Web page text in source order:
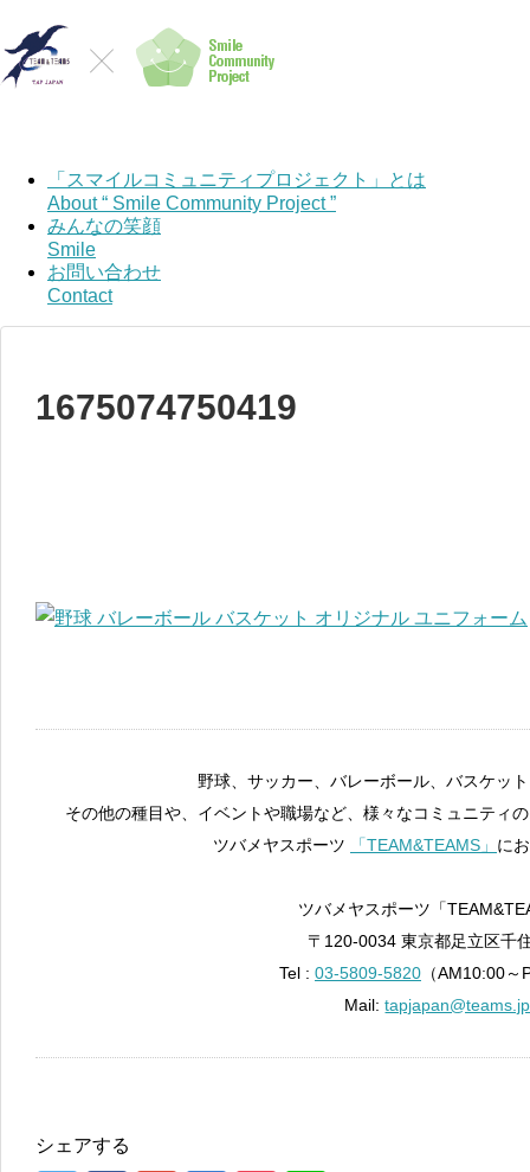
「スマイルコミュニティプロジェクト」とは
About “ Smile Community Project ”
みんなの笑顔
Smile
お問い合わせ
Contact
1675074750419
野球、サッカー、バレーボール、バスケッ
その他の種目や、イベントや職場など、様々なコミュニティ
ツバメヤスポーツ
「TEAM&TEAMS」 に
ツバメヤスポーツ「
〒120-0034 東京都足立区千
Tel : 03-5809-5820 （AM10:00
Mail:tapjapan@teams.jp
シェアする